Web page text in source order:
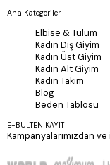
Ana Kategoriler
Elbise & Tulum
Kadın Dış Giyim
Kadın Üst Giyim
Kadın Alt Giyim
Kadın Takım
Blog
Beden Tablosu
E-BÜLTEN KAYIT
Kampanyalarımızdan